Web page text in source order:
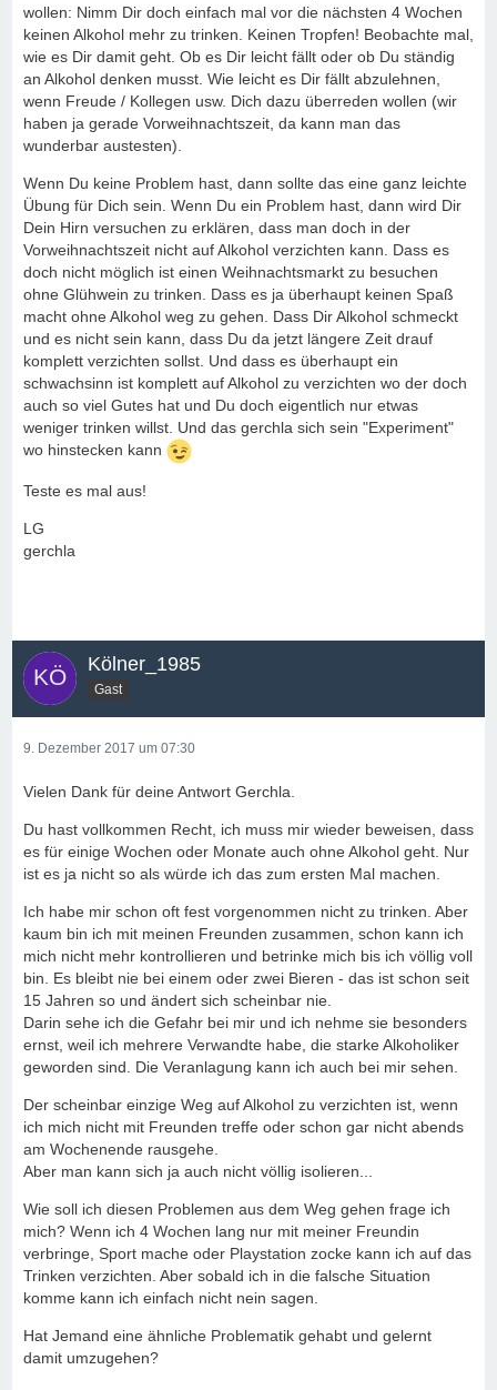
wollen: Nimm Dir doch einfach mal vor die nächsten 4 Wochen
keinen Alkohol mehr zu trinken. Keinen Tropfen! Beobachte mal,
wie es Dir damit geht. Ob es Dir leicht fällt oder ob Du ständig
an Alkohol denken musst. Wie leicht es Dir fällt abzulehnen,
wenn Freude / Kollegen usw. Dich dazu überreden wollen (wir
haben ja gerade Vorweihnachtszeit, da kann man das
wunderbar austesten).
Wenn Du keine Problem hast, dann sollte das eine ganz leichte
Übung für Dich sein. Wenn Du ein Problem hast, dann wird Dir
Dein Hirn versuchen zu erklären, dass man doch in der
Vorweihnachtszeit nicht auf Alkohol verzichten kann. Dass es
doch nicht möglich ist einen Weihnachtsmarkt zu besuchen
ohne Glühwein zu trinken. Dass es ja überhaupt keinen Spaß
macht ohne Alkohol weg zu gehen. Dass Dir Alkohol schmeckt
und es nicht sein kann, dass Du da jetzt längere Zeit drauf
komplett verzichten sollst. Und dass es überhaupt ein
schwachsinn ist komplett auf Alkohol zu verzichten wo der doch
auch so viel Gutes hat und Du doch eigentlich nur etwas
weniger trinken willst. Und das gerchla sich sein "Experiment"
wo hinstecken kann
Teste es mal aus!
LG
gerchla
Kölner_1985
Gast
9. Dezember 2017 um 07:30
Vielen Dank für deine Antwort Gerchla.
Du hast vollkommen Recht, ich muss mir wieder beweisen, dass
es für einige Wochen oder Monate auch ohne Alkohol geht. Nur
ist es ja nicht so als würde ich das zum ersten Mal machen.
Ich habe mir schon oft fest vorgenommen nicht zu trinken. Aber
kaum bin ich mit meinen Freunden zusammen, schon kann ich
mich nicht mehr kontrollieren und betrinke mich bis ich völlig voll
bin. Es bleibt nie bei einem oder zwei Bieren - das ist schon seit
15 Jahren so und ändert sich scheinbar nie.
Darin sehe ich die Gefahr bei mir und ich nehme sie besonders
ernst, weil ich mehrere Verwandte habe, die starke Alkoholiker
geworden sind. Die Veranlagung kann ich auch bei mir sehen.
Der scheinbar einzige Weg auf Alkohol zu verzichten ist, wenn
ich mich nicht mit Freunden treffe oder schon gar nicht abends
am Wochenende rausgehe.
Aber man kann sich ja auch nicht völlig isolieren...
Wie soll ich diesen Problemen aus dem Weg gehen frage ich
mich? Wenn ich 4 Wochen lang nur mit meiner Freundin
verbringe, Sport mache oder Playstation zocke kann ich auf das
Trinken verzichten. Aber sobald ich in die falsche Situation
komme kann ich einfach nicht nein sagen.
Hat Jemand eine ähnliche Problematik gehabt und gelernt
damit umzugehen?